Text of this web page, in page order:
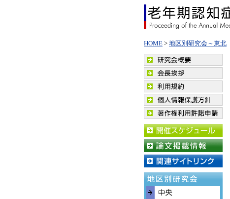
HOME > 地区別研究会～東北